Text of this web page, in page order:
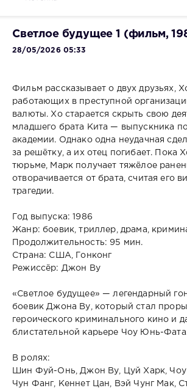
Светлое будущее 1 (фильм,
28/05/2026 05:33
Фильм рассказывает о двух друзьях,
работающих в преступной
валюты. Хо старается скрыть свою
младшего брата Кита — выпускника
академии. Однако одна неудачная
за решётку, а их отец погибает. Пока
тюрьме, Марк получает тяжёлое
отворачивается от брата, считая его
трагедии.
Год выпуска: 1986
Жанр: боевик, триллер, драма,
Продолжительность: 95 мин.
Страна: США, Гонконг
Режиссёр: Джон Ву
«Светлое будущее» — легендарный
боевик Джона Ву, который стал
героического криминального кино и
блистательной карьере Чоу Юнь-
В ролях:
Шин Фуй-Онь, Джон Ву, Цуй Харк,
Чун Фанг, Кеннет Цан, Вэй Чунг Мак,